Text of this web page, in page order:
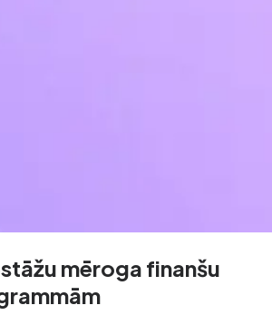
mēroga finanšu